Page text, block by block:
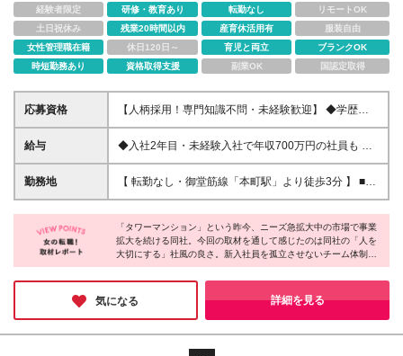
経験者限定
研修・教育あり 転勤なし
リモートOK
土日祝休み
残業20時間以内 産育休活用有
服装自由
女性管理職在籍
休日120日～ 育児と両立
ブランクOK
時短勤務あり
資格取得支援 副業OK 国認定取得
応募資格
【人柄採用！専門知識不問・未経験歓迎】 ◆学歴・
経歴不問 ◆第二新卒歓迎 ◆人物重視の採用です！ ▼
こんな方はぜひご応募ください ・誠実な姿勢を持っ
ことが好きな方 ・成果を実感できる環境で仕事をし
たい方 ★集客力はかなり高く、 集客に手間をとられ
方や、前職の営業で 新規開拓に苦戦した方も活躍で
きる職場です。
給与
◆入社2年目・未経験入社で年収700万円の社員も 月
給：25万円～30万円＋賞与（年2回）＋インセンティ
ブ(平均：月25万～70万)＋随時昇給 ※経験・スキルを
える時間外労働分は追加で支給 ※試用期間（3ヶ月）
は未経験者のみ月給に変動あり ├未経験の方は月給21
万円以上、経験者は月給23万円となります └上記金額
み、超過分は別途支給いたします
勤務地
【 転勤なし・御堂筋線「本町駅」より徒歩3分 】 ■本
社： 大阪府大阪市中央区淡路町3丁目6-3 御堂筋
MTRビル1階 ≪アクセスの良さ抜群！≫ ★大阪の2大
主要駅「淀屋橋」「本町」の ちょうど中間に位置す
る好立地！ 3駅5路線がすべて徒歩10分以内で利用可
能です。 ★御堂筋からすぐの好立地！ 周辺にはおし
ゃれなカフェやランチスポット、 コンビニ、銀行な
どが充実しており、 仕事帰りのショッピングや習い
「タワーマンション」という昨今、ニーズ急拡大中の市場で事業
拡大を続ける同社。今回の取材を通して感じたのは同社の「人を
大切にする」社風の良さ。新入社員を孤立させないチーム体制や
研修制度など、制度面や風土それぞれに「人を大切にする姿勢」
が詰まっており、その結果が定着率の高さに繋がっていると感じ
ました。今後さらに制度面もブラッシュアップしていく予定。成
長できるだけでなく、心理的安全性も、魅力の一つです！
気になる 詳細を見る